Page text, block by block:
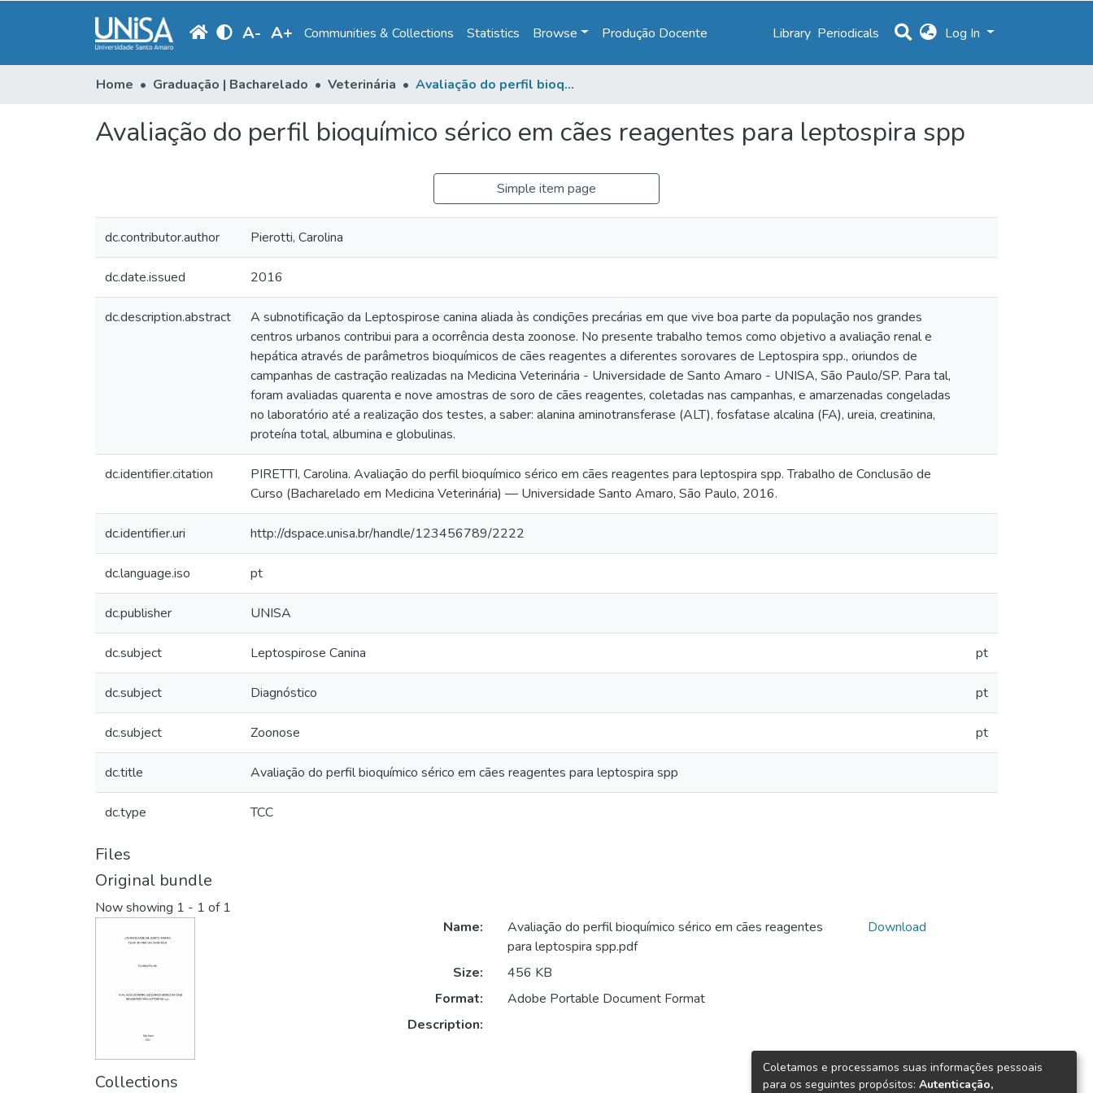
A- A+ Communities & Collections Statistics Browse Produção Docente Library Periodicals Log In
Home Graduação | Bacharelado Veterinária Avaliação do perfil bioquímico sérico em cães reagentes para leptospira spp
Avaliação do perfil bioquímico sérico em cães reagentes para leptospira spp
Simple item page
dc.contributor.author Pierotti, Carolina
dc.date.issued 2016
dc.description.abstract
A subnotificação da Leptospirose canina aliada às condições precárias em que vive boa parte da população nos grandes
centros urbanos contribui para a ocorrência desta zoonose. No presente trabalho temos como objetivo a avaliação renal e
hepática através de parâmetros bioquímicos de cães reagentes a diferentes sorovares de Leptospira spp., oriundos de
campanhas de castração realizadas na Medicina Veterinária - Universidade de Santo Amaro - UNISA, São Paulo/SP. Para tal,
foram avaliadas quarenta e nove amostras de soro de cães reagentes, coletadas nas campanhas, e amarzenadas congeladas
no laboratório até a realização dos testes, a saber: alanina aminotransferase (ALT), fosfatase alcalina (FA), ureia, creatinina,
proteína total, albumina e globulinas.
dc.identifier.citation
PIRETTI, Carolina. Avaliação do perfil bioquímico sérico em cães reagentes para leptospira spp. Trabalho de Conclusão de
Curso (Bacharelado em Medicina Veterinária) — Universidade Santo Amaro, São Paulo, 2016.
dc.identifier.uri http://dspace.unisa.br/handle/123456789/2222
dc.language.iso pt
dc.publisher UNISA
dc.subject Leptospirose Canina pt
dc.subject Diagnóstico pt
dc.subject Zoonose pt
dc.title Avaliação do perfil bioquímico sérico em cães reagentes para leptospira spp
dc.type TCC
Files
Original bundle
Now showing 1 - 1 of 1
Name:
Avaliação do perfil bioquímico sérico em cães reagentes
para leptospira spp.pdf
Size:
456 KB
Format:
Adobe Portable Document Format
Description:
Download
Collections
Coletamos e processamos suas informações pessoais
para os seguintes propósitos: Autenticação,